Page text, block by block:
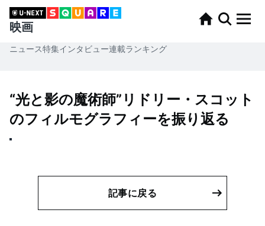
映画
ニュース特集インタビュー連載ランキング
“光と影の魔術師”リドリー・スコット
のフィルモグラフィーを振り返る
記事に戻る